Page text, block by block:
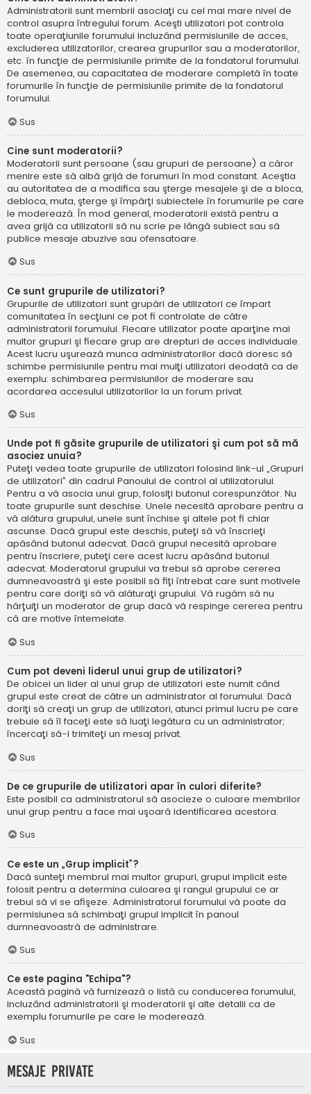
Administratorii sunt membrii asociaţi cu cel mai mare nivel de
control asupra întregului forum. Aceşti utilizatori pot controla
toate operaţiunile forumului incluzând permisiunile de acces,
excluderea utilizatorilor, crearea grupurilor sau a moderatorilor,
etc. în funcţie de permisiunile primite de la fondatorul forumului.
De asemenea, au capacitatea de moderare completă în toate
forumurile în funcţie de permisiunile primite de la fondatorul
forumului.
Sus
Cine sunt moderatorii?
Moderatorii sunt persoane (sau grupuri de persoane) a căror
menire este să aibă grijă de forumuri în mod constant. Aceştia
au autoritatea de a modifica sau şterge mesajele şi de a bloca,
debloca, muta, şterge şi împărţi subiectele în forumurile pe care
le moderează. În mod general, moderatorii există pentru a
avea grijă ca utilizatorii să nu scrie pe lângă subiect sau să
publice mesaje abuzive sau ofensatoare.
Sus
Ce sunt grupurile de utilizatori?
Grupurile de utilizatori sunt grupări de utilizatori ce împart
comunitatea în secţiuni ce pot fi controlate de către
administratorii forumului. Fiecare utilizator poate aparţine mai
multor grupuri şi fiecare grup are drepturi de acces individuale.
Acest lucru uşurează munca administratorilor dacă doresc să
schimbe permisiunile pentru mai mulţi utilizatori deodată ca de
exemplu: schimbarea permisiunilor de moderare sau
acordarea accesului utilizatorilor la un forum privat.
Sus
Unde pot fi găsite grupurile de utilizatori şi cum pot să mă
asociez unuia?
Puteţi vedea toate grupurile de utilizatori folosind link-ul „Grupuri
de utilizatori” din cadrul Panoului de control al utilizatorului.
Pentru a vă asocia unui grup, folosiţi butonul corespunzător. Nu
toate grupurile sunt deschise. Unele necesită aprobare pentru a
vă alătura grupului, unele sunt închise şi altele pot fi chiar
ascunse. Dacă grupul este deschis, puteţi să vă înscrieţi
apăsând butonul adecvat. Dacă grupul necesită aprobare
pentru înscriere, puteţi cere acest lucru apăsând butonul
adecvat. Moderatorul grupului va trebui să aprobe cererea
dumneavoastră şi este posibil să fiţi întrebat care sunt motivele
pentru care doriţi să vă alăturaţi grupului. Vă rugăm să nu
hărţuiţi un moderator de grup dacă vă respinge cererea pentru
că are motive întemeiate.
Sus
Cum pot deveni liderul unui grup de utilizatori?
De obicei un lider al unui grup de utilizatori este numit când
grupul este creat de către un administrator al forumului. Dacă
doriţi să creaţi un grup de utilizatori, atunci primul lucru pe care
trebuie să îl faceţi este să luaţi legătura cu un administrator;
încercaţi să-i trimiteţi un mesaj privat.
Sus
De ce grupurile de utilizatori apar în culori diferite?
Este posibil ca administratorul să asocieze o culoare membrilor
unui grup pentru a face mai uşoară identificarea acestora.
Sus
Ce este un „Grup implicit”?
Dacă sunteţi membrul mai multor grupuri, grupul implicit este
folosit pentru a determina culoarea şi rangul grupului ce ar
trebui să vi se afişeze. Administratorul forumului vă poate da
permisiunea să schimbaţi grupul implicit în panoul
dumneavoastră de administrare.
Sus
Ce este pagina "Echipa"?
Această pagină vă furnizează o listă cu conducerea forumului,
incluzând administratorii şi moderatorii şi alte detalii ca de
exemplu forumurile pe care le moderează.
Sus
Mesaje private